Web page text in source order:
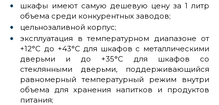
шкафы имеют самую дешевую цену за 1 литр
объема среди конкурентных заводов;
цельнозаливной корпус;
эксплуатация в температурном диапазоне от
+12°С до +43°С для шкафов с металлическими
дверьми и до +35°С для шкафов со
стеклянными дверьми, поддерживающийся
равномерный температурный режим внутри
объема для хранения напитков и продуктов
питания;